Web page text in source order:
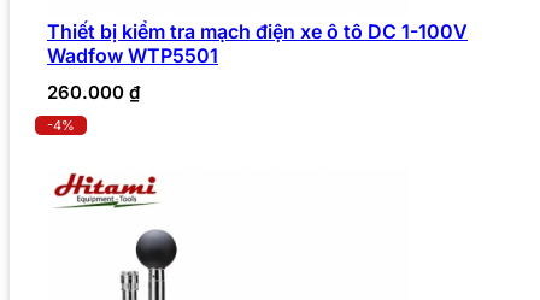
Thiết bị kiểm tra mạch điện xe ô tô DC 1-100V
Wadfow WTP5501
260.000 ₫
-4%